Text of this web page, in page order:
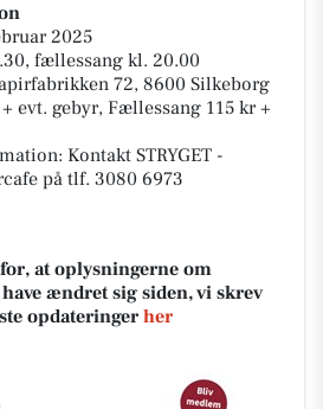
2025
fællessang kl. 20.00
72, 8600 Silkeborg
evt. gebyr, Fællessang 115 kr +
Kontakt STRYGET -
på tlf. 3080 6973
at oplysningerne om
ændret sig siden, vi skrev
opdateringer her